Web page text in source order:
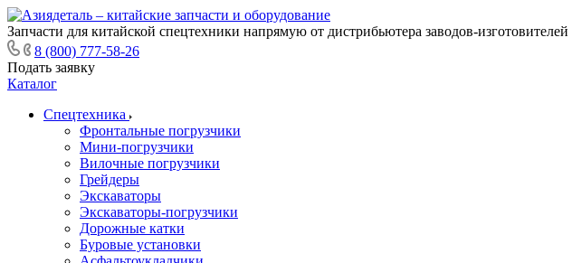
Запчасти для китайской спецтехники напрямую от дистрибьютера заводов-изготовителей
8 (800) 777-58-26
Подать заявку
Каталог
Спецтехника
Фронтальные погрузчики
Мини-погрузчики
Вилочные погрузчики
Грейдеры
Экскаваторы
Экскаваторы-погрузчики
Дорожные катки
Буровые установки